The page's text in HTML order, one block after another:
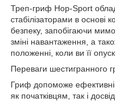
Треп-гриф Hop-Sport
стабілізаторами в основі
безпеку, запобігаючи
зміні навантаження, а
положенні, коли ви її
Переваги шестигранного
Гриф допоможе
як початківцям, так і